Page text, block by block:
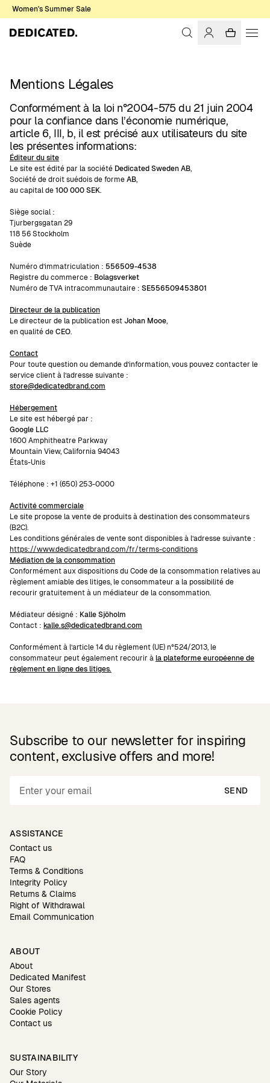
Women's Summer Sale
Mentions Légales
Conformément à la loi n°2004-575 du 21 juin 2004
pour la confiance dans l’économie numérique,
article 6, III, b, il est précisé aux utilisateurs du site
les présentes informations:
Éditeur du site
Le site est édité par la société Dedicated Sweden AB,
Société de droit suédois de formeAB,
au capital de100 000 SEK.
Siège social :
Tjurbergsgatan 29
118 56 Stockholm
Suède
Numéro d’immatriculation : 556509-4538
Registre du commerce : Bolagsverket
Numéro de TVA intracommunautaire : SE556509453801
Directeur de la publication
Le directeur de la publication estJohan Mooe,
en qualité deCEO.
Contact
Pour toute question ou demande d’information, vous pouvez contacter le
service client à l’adresse suivante :
store@dedicatedbrand.com
Hébergement
Le site est hébergé par :
Google LLC
1600 Amphitheatre Parkway
Mountain View, California 94043
États-Unis
Téléphone : +1 (650) 253-0000
Activité commerciale
Le site propose la vente de produits à destination des consommateurs
(B2C).
Les conditions générales de vente sont disponibles à l’adresse suivante :
https://www.dedicatedbrand.com/fr/terms-conditions
Médiation de la consommation
Conformément aux dispositions du Code de la consommation relatives au
règlement amiable des litiges, le consommateur a la possibilité de
recourir gratuitement à un médiateur de la consommation.
Médiateur désigné : Kalle Sjöholm
Contact : kalle.s@dedicatedbrand.com
Conformément à l’article 14 du règlement (UE) n°524/2013, le
consommateur peut également recourir àla plateforme européenne de
règlement en ligne des litiges.
Subscribe to our newsletter for inspiring
content, exclusive offers and more!
SEND
ASSISTANCE
Contact us
FAQ
Terms & Conditions
Integrity Policy
Returns & Claims
Right of Withdrawal
Email Communication
ABOUT
About
Dedicated Manifest
Our Stores
Sales agents
Cookie Policy
Contact us
SUSTAINABILITY
Our Story